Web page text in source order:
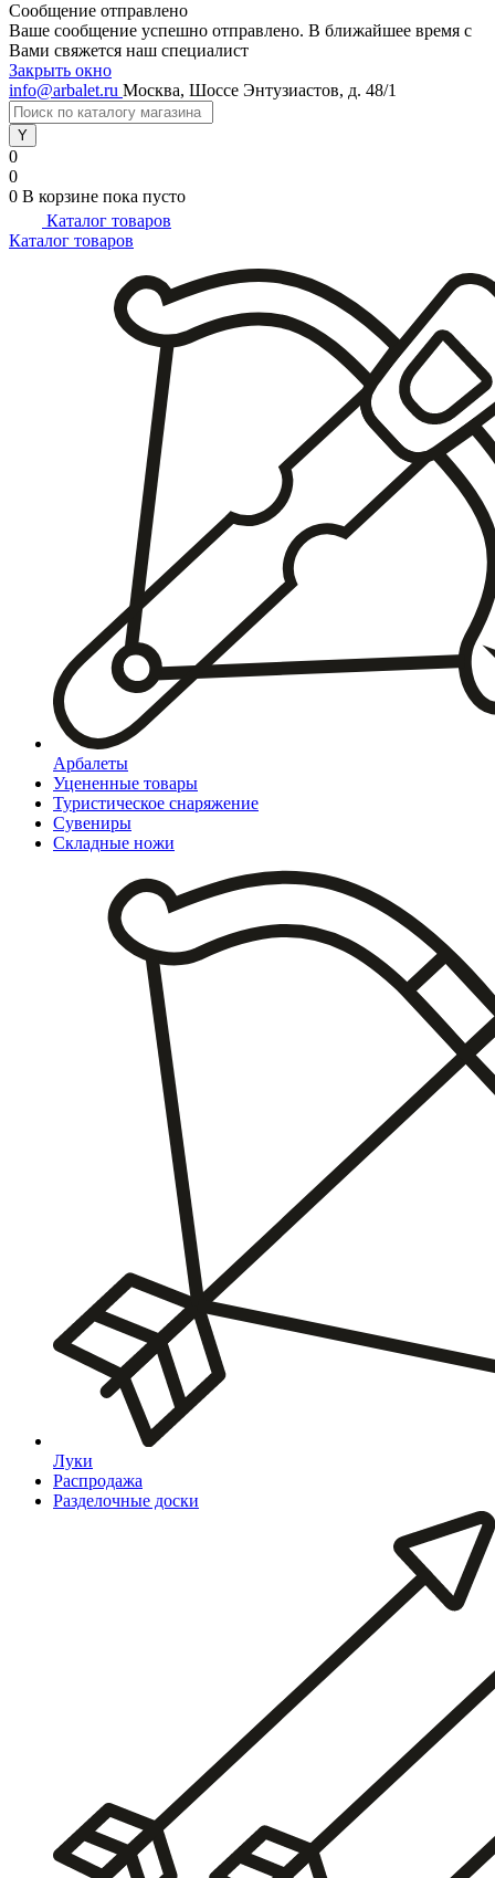
Сообщение отправлено
Ваше сообщение успешно отправлено. В ближайшее время с
Вами свяжется наш специалист
Закрыть окно
info@arbalet.ru Москва, Шоссе Энтузиастов, д. 48/1
0
0
0 В корзине пока пусто
Каталог товаров
Каталог товаров
Арбалеты
Уцененные товары
Туристическое снаряжение
Сувениры
Складные ножи
Луки
Распродажа
Разделочные доски